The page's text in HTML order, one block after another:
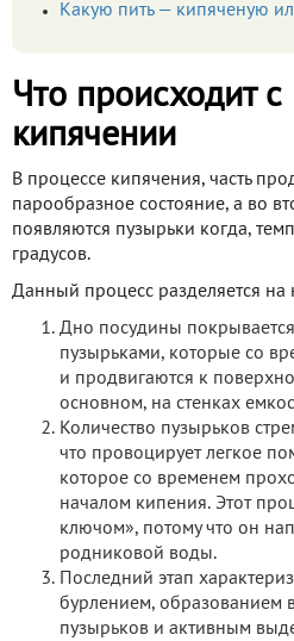
Какую пить — кипяченую
Что происходит
кипячении
В процессе кипячения, часть
парообразное состояние, а во
появляются пузырьки когда,
градусов.
Данный процесс разделяется на
Дно посудины
пузырьками, которые со
и продвигаются к
основном, на стенках
Количество пузырьков
что провоцирует легкое
которое со временем
началом кипения. Этот
ключом», потому что он
родниковой воды.
Последний этап
бурлением, образованием
пузырьков и активным